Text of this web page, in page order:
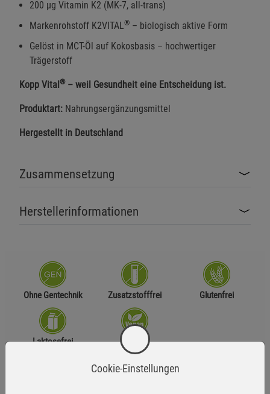
200 µg Vitamin K2 (MK-7, all-trans)
Markenrohstoff K2VITAL ® – biologisch aktive Form
Gelöst in MCT-Öl auf Kokosbasis – hochwertiger
Trägerstoff
Kopp Vital®– weil Gesundheit eine Entscheidung ist.
Produktart: Nahrungsergänzungsmittel
Hergestellt in Deutschland
Zusammensetzung
Herstellerinformationen
Ohne Gentechnik Zusatzstofffrei Glutenfrei
Laktosefrei
Cookie-Einstellungen